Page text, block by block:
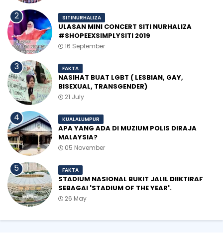
SITINURHALIZA
ULASAN MINI CONCERT SITI NURHALIZA
#SHOPEEXSIMPLYSITI 2019
16 September
FAKTA
NASIHAT BUAT LGBT ( LESBIAN, GAY,
BISEXUAL, TRANSGENDER)
21 July
KUALALUMPUR
APA YANG ADA DI MUZIUM POLIS DIRAJA
MALAYSIA?
05 November
FAKTA
STADIUM NASIONAL BUKIT JALIL DIIKTIRAF
SEBAGAI 'STADIUM OF THE YEAR'.
26 May